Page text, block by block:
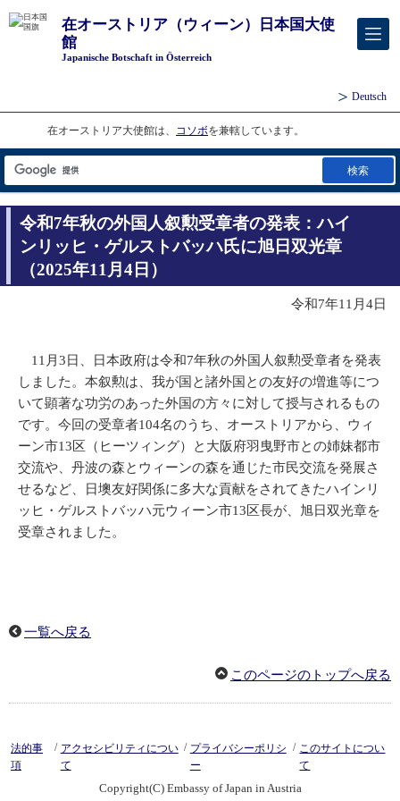
在オーストリア（ウィーン）日本国大使
館
Japanische Botschaft in Österreich
Deutsch
在オーストリア大使館は、 コソボを兼轄しています。
検索
令和7年秋の外国人叙勲受章者の発表：ハイ
ンリッヒ・ゲルストバッハ氏に旭日双光章
（2025年11月4日）
令和7年11月4日
11月3日、日本政府は令和7年秋の外国人叙勲受章者を発表
しました。本叙勲は、我が国と諸外国との友好の増進等につ
いて顕著な功労のあった外国の方々に対して授与されるもの
です。今回の受章者104名のうち、オーストリアから、ウィ
ーン市13区（ヒーツィング）と大阪府羽曳野市との姉妹都市
交流や、丹波の森とウィーンの森を通じた市民交流を発展さ
せるなど、日墺友好関係に多大な貢献をされてきたハインリ
ッヒ・ゲルストバッハ元ウィーン市13区長が、旭日双光章を
受章されました。
一覧へ戻る
このページのトップへ戻る
法的事
項
/ アクセシビリティについ
て
/ プライバシーポリシ
ー
/ このサイトについ
て
Copyright(C) Embassy of Japan in Austria